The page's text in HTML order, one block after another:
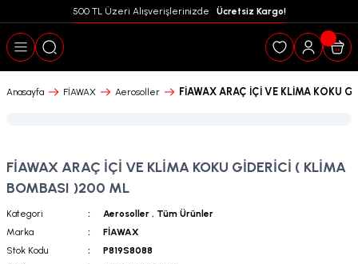
500 TL Üzeri Alışverişlerinizde Ücretsiz Kargo!
Geri Dön
Anasayfa FİAWAX Aerosoller FİAWAX ARAÇ İÇİ VE KLİMA KOKU
FİAWAX ARAÇ İÇİ VE KLİMA KOKU GİDERİCİ ( KLİMA
BOMBASI )200 ML
Kategori Aerosoller , Tüm Ürünler
Marka
FİAWAX
Stok Kodu
P819S8088